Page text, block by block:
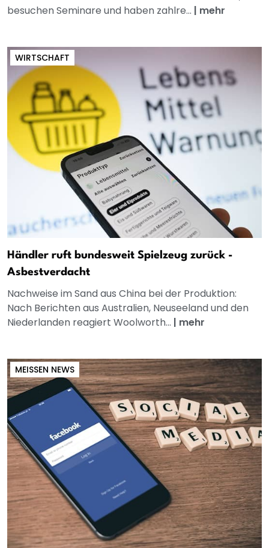
besuchen Seminare und haben zahlre... | mehr
WIRTSCHAFT
Händler ruft bundesweit Spielzeug zurück -
Asbestverdacht
Nachweise im Sand aus China bei der Produktion:
Nach Berichten aus Australien, Neuseeland und den
Niederlanden reagiert Woolworth... | mehr
MEISSEN NEWS